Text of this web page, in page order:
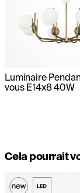
Luminaire
vous E14x8 40W
Cela pourrait